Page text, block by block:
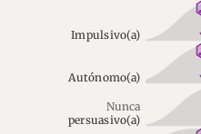
Impulsivo(a)
Autónomo(a)
Nunca
persuasivo(a)